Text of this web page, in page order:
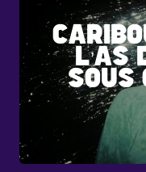
L’AS
SOUS